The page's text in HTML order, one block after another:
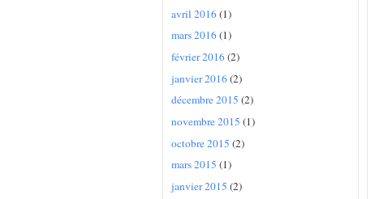
avril 2016(1)
mars 2016(1)
février 2016(2)
janvier 2016(2)
décembre 2015 (2)
novembre 2015 (1)
octobre 2015 (2)
mars 2015 (1)
janvier 2015 (2)